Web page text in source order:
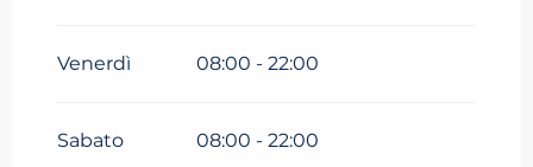
Venerdì 08:00 - 22:00
Sabato 08:00 - 22:00